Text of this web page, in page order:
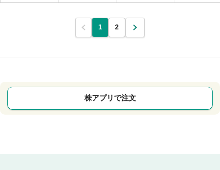
1 2
株アプリで注文